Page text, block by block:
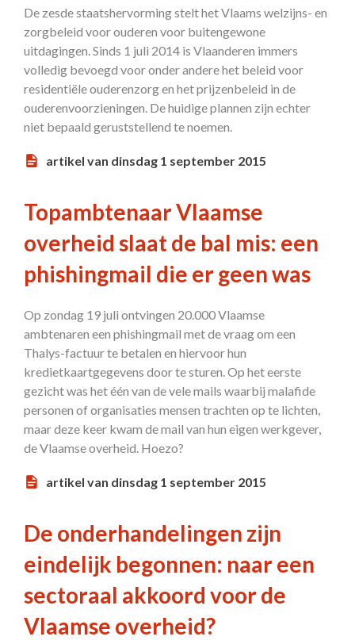
De zesde staatshervorming stelt het Vlaams welzijns- en
zorgbeleid voor ouderen voor buitengewone
uitdagingen. Sinds 1 juli 2014 is Vlaanderen immers
volledig bevoegd voor onder andere het beleid voor
residentiële ouderenzorg en het prijzenbeleid in de
ouderenvoorzieningen. De huidige plannen zijn echter
niet bepaald geruststellend te noemen.
artikel van dinsdag 1 september 2015
Topambtenaar Vlaamse
overheid slaat de bal mis: een
phishingmail die er geen was
Op zondag 19 juli ontvingen 20.000 Vlaamse
ambtenaren een phishingmail met de vraag om een
Thalys-factuur te betalen en hiervoor hun
kredietkaartgegevens door te sturen. Op het eerste
gezicht was het één van de vele mails waarbij malafide
personen of organisaties mensen trachten op te lichten,
maar deze keer kwam de mail van hun eigen werkgever,
de Vlaamse overheid. Hoezo?
artikel van dinsdag 1 september 2015
De onderhandelingen zijn
eindelijk begonnen: naar een
sectoraal akkoord voor de
Vlaamse overheid?